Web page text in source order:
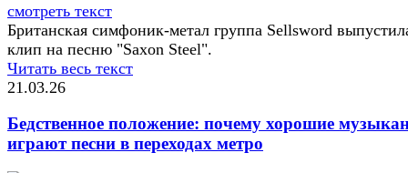
смотреть текст
Британская симфоник-метал группа Sellsword
клип на песню "Saxon Steel".
Читать весь текст
21.03.26
Бедственное положение: почему хорошие
играют песни в переходах метро